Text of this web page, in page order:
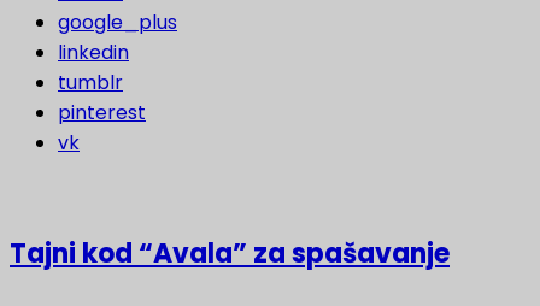
google_plus
linkedin
tumblr
pinterest
vk
Tajni kod “Avala” za spašavanje